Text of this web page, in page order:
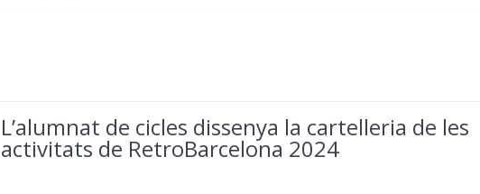
L’alumnat de cicles dissenya la cartelleria de les
activitats de RetroBarcelona 2024